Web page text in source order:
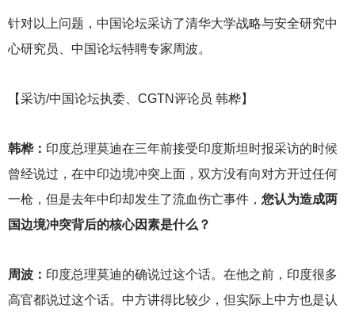
针对以上问题，中国论坛采访了清华大学战略与安全研究中
心研究员、中国论坛特聘专家周波。
【采访/中国论坛执委、CGTN评论员 韩桦】
韩桦： 印度总理莫迪在三年前接受印度斯坦时报采访的时候
曾经说过，在中印边境冲突上面，双方没有向对方开过任何
一枪，但是去年中印却发生了流血伤亡事件， 您认为造成两
国边境冲突背后的核心因素是什么？
周波： 印度总理莫迪的确说过这个话。在他之前，印度很多
高官都说过这个话。中方讲得比较少，但实际上中方也是认